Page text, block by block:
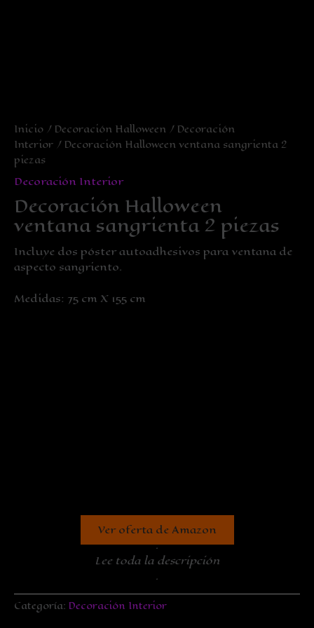
Inicio / Decoración Halloween / Decoración
Interior / Decoración Halloween ventana sangrienta 2
piezas
Decoración Interior
Decoración Halloween
ventana sangrienta 2 piezas
Incluye dos póster autoadhesivos para ventana de
aspecto sangriento.
Medidas: 75 cm X 155 cm
Ver oferta de Amazon
.
Lee toda la descripción
.
Categoría: Decoración Interior